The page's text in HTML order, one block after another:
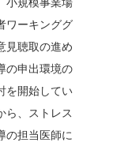
ワーキンググ
見聴取の進め
の申出環境の
を開始してい
ら、ストレス
の担当医師に